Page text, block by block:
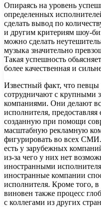
Опираясь на уровень
определенных
сделать вывод по
и другим критериям шоу-
можно сделать
музыка значительно
Такая успешность
более качественная и
Известный факт, что
сотрудничают с крупными
компаниями. Они делают
исполнителя,
созданную при помощи
масштабную рекламную
фигурировать во всех
есть у зарубежных
из-за чего у них нет
иностранными
иностранные компании
исполнителя. Кроме того,
виновен также процесс
с коллегами из других